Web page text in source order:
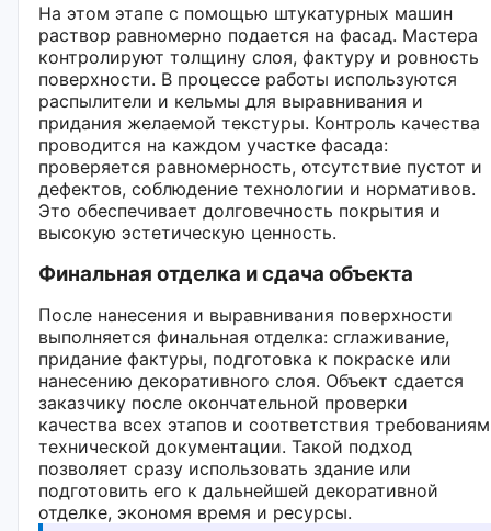
На этом этапе с помощью штукатурных машин
раствор равномерно подается на фасад. Мастера
контролируют толщину слоя, фактуру и ровность
поверхности. В процессе работы используются
распылители и кельмы для выравнивания и
придания желаемой текстуры. Контроль качества
проводится на каждом участке фасада:
проверяется равномерность, отсутствие пустот и
дефектов, соблюдение технологии и нормативов.
Это обеспечивает долговечность покрытия и
высокую эстетическую ценность.
Финальная отделка и сдача объекта
После нанесения и выравнивания поверхности
выполняется финальная отделка: сглаживание,
придание фактуры, подготовка к покраске или
нанесению декоративного слоя. Объект сдается
заказчику после окончательной проверки
качества всех этапов и соответствия требованиям
технической документации. Такой подход
позволяет сразу использовать здание или
подготовить его к дальнейшей декоративной
отделке, экономя время и ресурсы.